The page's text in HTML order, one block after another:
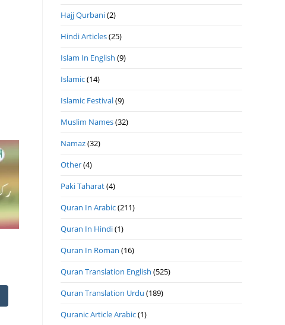
Hajj Qurbani(2)
Hindi Articles(25)
Islam In English (9)
Islamic(14)
Islamic Festival(9)
Muslim Names(32)
Namaz(32)
Other(4)
Paki Taharat(4)
Quran In Arabic(211)
Quran In Hindi(1)
Quran In Roman (16)
Quran Translation English (525)
Quran Translation Urdu (189)
Quranic Article Arabic(1)